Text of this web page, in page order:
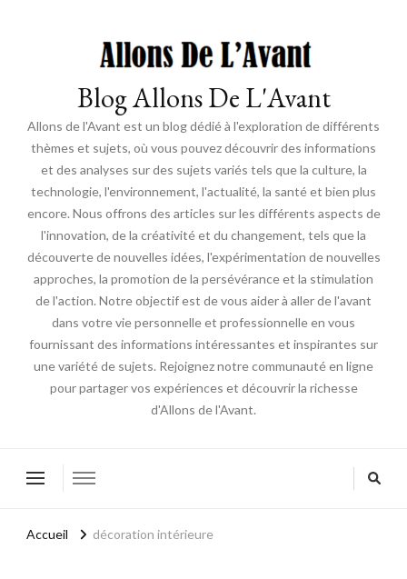
Blog Allons De L'Avant
Allons de l'Avant est un blog dédié à l'exploration de différents
thèmes et sujets, où vous pouvez découvrir des informations
et des analyses sur des sujets variés tels que la culture, la
technologie, l'environnement, l'actualité, la santé et bien plus
encore. Nous offrons des articles sur les différents aspects de
l'innovation, de la créativité et du changement, tels que la
découverte de nouvelles idées, l'expérimentation de nouvelles
approches, la promotion de la persévérance et la stimulation
de l'action. Notre objectif est de vous aider à aller de l'avant
dans votre vie personnelle et professionnelle en vous
fournissant des informations intéressantes et inspirantes sur
une variété de sujets. Rejoignez notre communauté en ligne
pour partager vos expériences et découvrir la richesse
d'Allons de l'Avant.
Accueil décoration intérieure